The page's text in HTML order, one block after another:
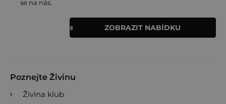
se na nás.
ZOBRAZIT NABÍDKU
Poznejte Živinu
Živina klub